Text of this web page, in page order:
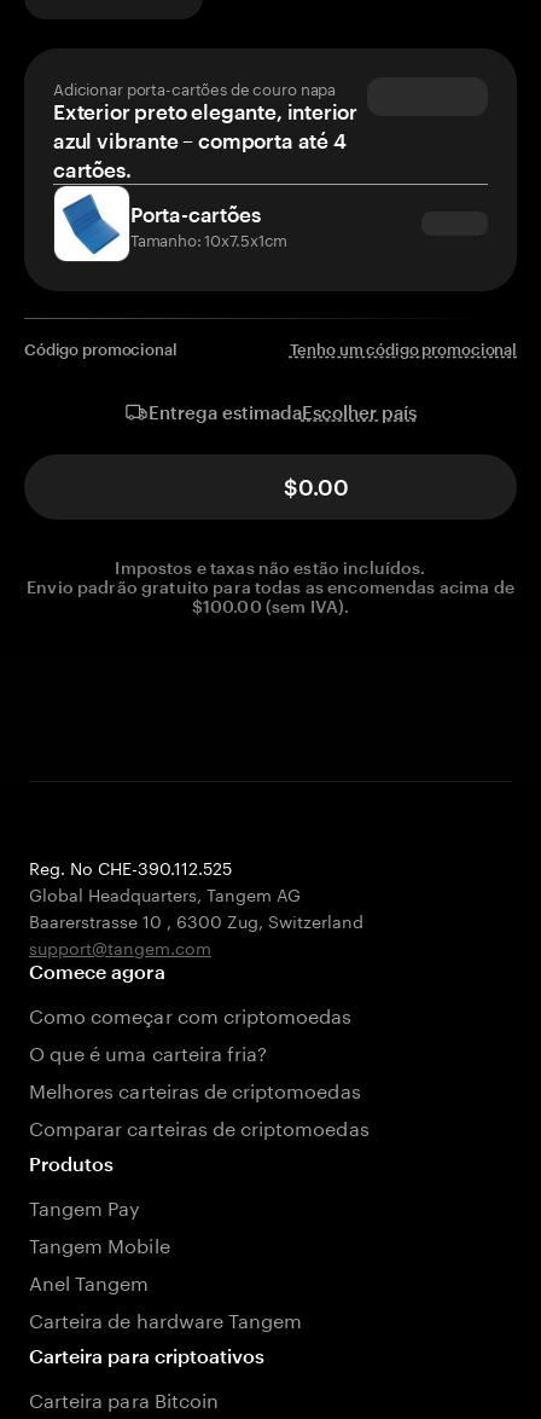
Adicionar porta-cartões de couro napa
Exterior preto elegante, interior
azul vibrante – comporta até 4
cartões.
Porta-cartões
Tamanho: 10x7.5x1cm
Código promocional Tenho um código promocional
Entrega estimadaEscolher país
$0.00
Impostos e taxas não estão incluídos.
Envio padrão gratuito para todas as encomendas acima de
$100.00 (sem IVA).
Reg. No CHE-390.112.525
Global Headquarters, Tangem AG
Baarerstrasse 10 , 6300 Zug, Switzerland
support@tangem.com
Comece agora
Como começar com criptomoedas
O que é uma carteira fria?
Melhores carteiras de criptomoedas
Comparar carteiras de criptomoedas
Produtos
Tangem Pay
Tangem Mobile
Anel Tangem
Carteira de hardware Tangem
Carteira para criptoativos
Carteira para Bitcoin